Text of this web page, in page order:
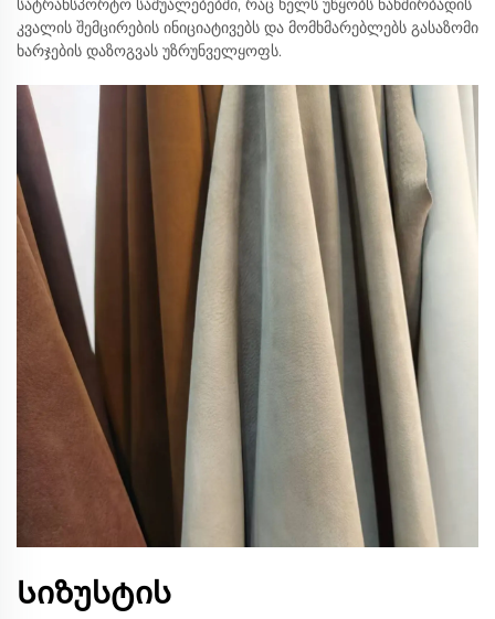
სატრანსპორტო საშუალებებში, რაც ხელს უწყობს ნახშირბადის
კვალის შემცირების ინიციატივებს და მომხმარებლებს გასაზომი
ხარჯების დაზოგვას უზრუნველყოფს.
Სიზუსტის